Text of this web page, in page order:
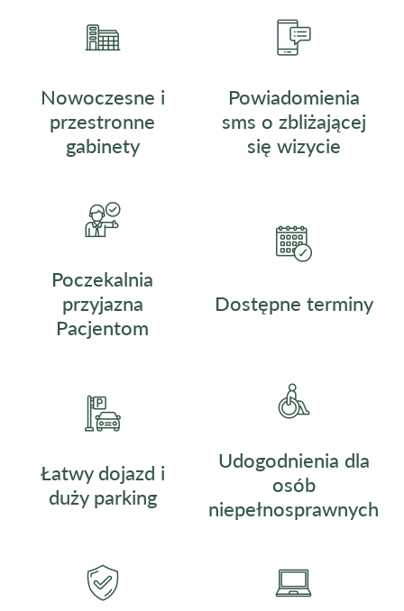
Nowoczesne i
przestronne
gabinety
Powiadomienia
sms o zbliżającej
się wizycie
Poczekalnia
przyjazna
Pacjentom
Dostępne terminy
Łatwy dojazd i
duży parking
Udogodnienia dla
osób
niepełnosprawnych